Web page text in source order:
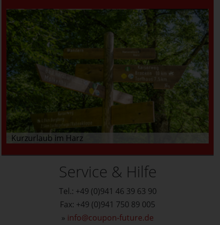
Kurzurlaub im Harz
Service & Hilfe
Tel.: +49 (0)941 46 39 63 90
Fax: +49 (0)941 750 89 005
» info@coupon-future.de